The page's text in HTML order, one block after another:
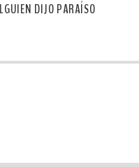
DIJO PARAÍSO